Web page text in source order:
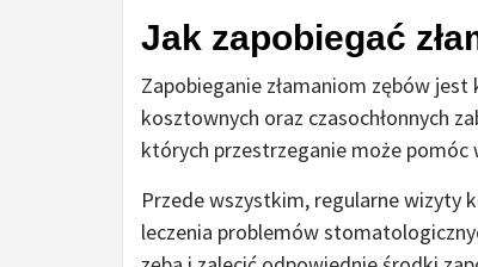
Jak zapobiegać
Zapobieganie złamaniom zębów
kosztownych oraz czasochłonnych
których przestrzeganie może pomóc
Przede wszystkim, regularne wizyty
leczenia problemów